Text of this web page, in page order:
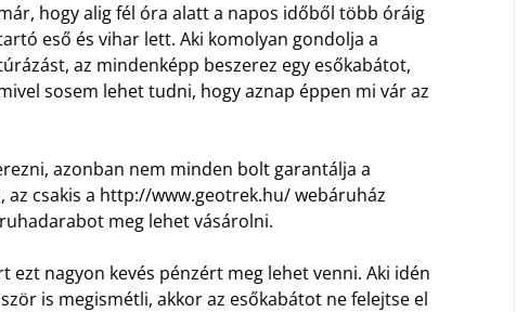
hogy alig fél óra alatt a napos időből több óráig
eső és vihar lett. Aki komolyan gondolja a
az mindenképp beszerez egy esőkabátot,
sosem lehet tudni, hogy aznap éppen mi vár az
azonban nem minden bolt garantálja a
csakis a http://www.geotrek.hu/ webáruház
meg lehet vásárolni.
ezt nagyon kevés pénzért meg lehet venni. Aki idén
is megismétli, akkor az esőkabátot ne felejtse el